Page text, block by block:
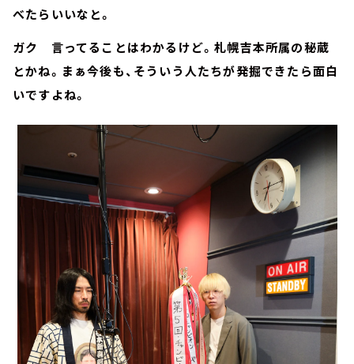
べたらいいなと。
ガク 言ってることはわかるけど。札幌吉本所属の秘蔵
とかね。まぁ今後も、そういう人たちが発掘できたら面白
いですよね。